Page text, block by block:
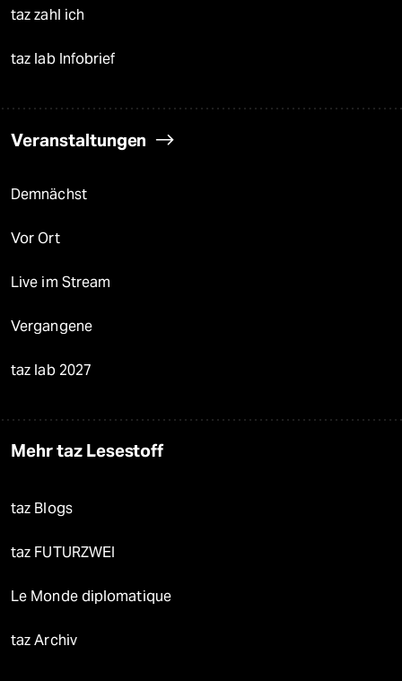
taz zahl ich
taz lab Infobrief
Veranstaltungen
Demnächst
Vor Ort
Live im Stream
Vergangene
taz lab 2027
Mehr taz Lesestoff
taz Blogs
taz FUTURZWEI
Le Monde diplomatique
taz Archiv